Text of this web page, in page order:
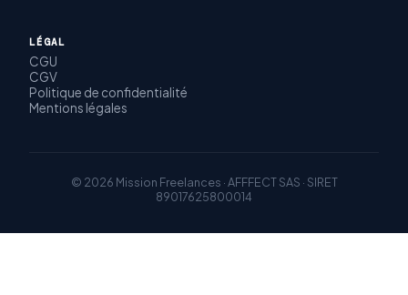
LÉGAL
CGU
CGV
Politique de confidentialité
Mentions légales
© 2026 Mission Freelances · AFFFECT SAS · SIRET
89017625800014